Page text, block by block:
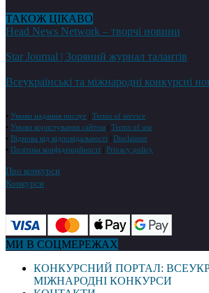
ТАКОЖ ЦІКАВО
Head News Network – творчі новини
Star Journal | Зоряний журнал талантів
Всеукраїнські та міжнародні конкурсні
• Умови надання послуг
Terms of service
• Умови користування сайтом
Terms of use
• Відмова від відповідальності
Disclaimer
• Політика конфіденційності Privacy policy
Про конкурси
Конкурси
МИ В СОЦМЕРЕЖАХ
КОНКУРСНИЙ ПОРТАЛ:
МІЖНАРОДНІ КОНКУРСИ